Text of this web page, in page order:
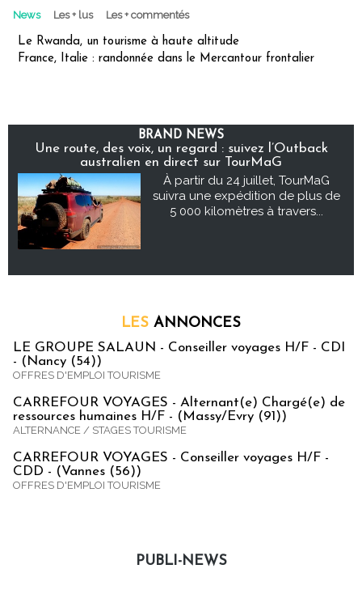
News Les + lus Les + commentés
Le Rwanda, un tourisme à haute altitude
France, Italie : randonnée dans le Mercantour frontalier
BRAND NEWS
Une route, des voix, un regard : suivez l’Outback
australien en direct sur TourMaG
À partir du 24 juillet, TourMaG
suivra une expédition de plus de
5 000 kilomètres à travers...
LES ANNONCES
LE GROUPE SALAUN - Conseiller voyages H/F - CDI
- (Nancy (54))
OFFRES D'EMPLOI TOURISME
CARREFOUR VOYAGES - Alternant(e) Chargé(e) de
ressources humaines H/F - (Massy/Evry (91))
ALTERNANCE / STAGES TOURISME
CARREFOUR VOYAGES - Conseiller voyages H/F -
CDD - (Vannes (56))
OFFRES D'EMPLOI TOURISME
PUBLI-NEWS